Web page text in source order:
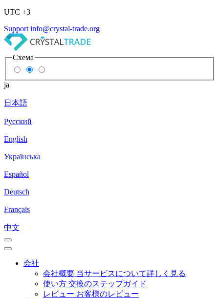
UTC +3
Support info@crystal-trade.org
Схема
ja
日本語
Русский
English
Українська
Español
Deutsch
Français
中文
会社
会社概要 当サービスについて詳しく見る
使い方 交換のステップガイド
レビュー お客様のレビュー